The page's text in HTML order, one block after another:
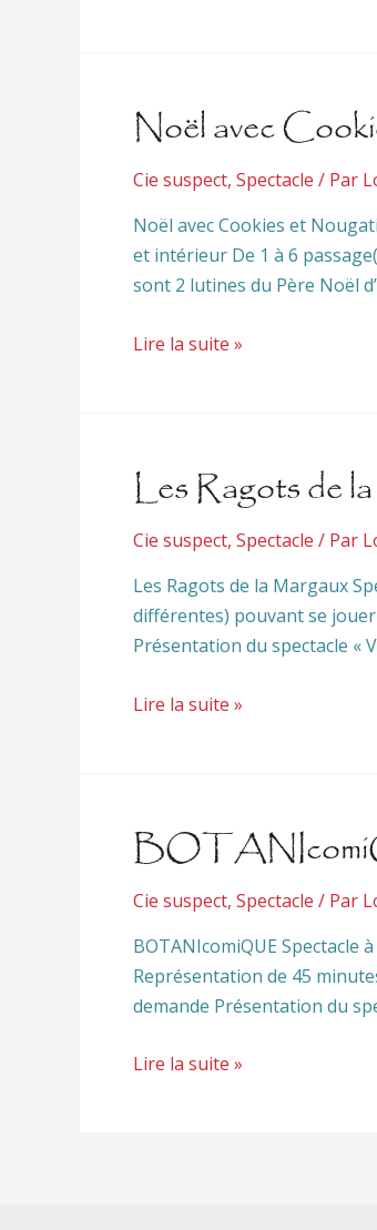
Noël avec
Cie suspect, Spectacle / Par
Noël avec Cookies et
et intérieur De 1 à 6
sont 2 lutines du Père Noël
Lire la suite »
Les Ragots de
Cie suspect, Spectacle / Par
Les Ragots de la Margaux
différentes) pouvant se
Présentation du spectacle «
Lire la suite »
Cie suspect, Spectacle / Par
BOTANIcomiQUE Spectacle
Représentation de 45
demande Présentation du
Lire la suite »